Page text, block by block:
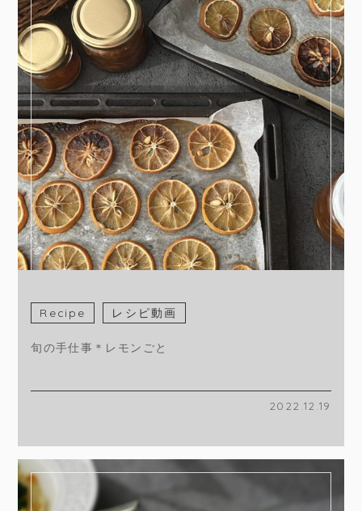
Recipe レシピ動画
旬の手仕事＊レモンごと
2022.12.19